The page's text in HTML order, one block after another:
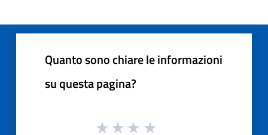
Quanto sono chiare le informazioni
su questa pagina?